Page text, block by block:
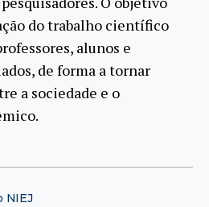
do trabalho científico
alunos e
de forma a tornar
a sociedade e o
NIEJ